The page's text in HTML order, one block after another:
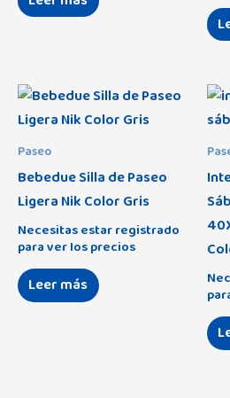
Paseo
Bebedue Silla de Paseo
Ligera Nik Color Gris
Necesitas estar registrado
para ver los precios
Leer más